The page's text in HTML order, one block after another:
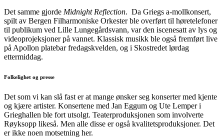
Det samme gjorde Midnight Reflection. Da Griegs a-mollkonsert,
spilt av Bergen Filharmoniske Orkester ble overført til høretelefoner
til publikum ved Lille Lungegårdsvann, var den iscenesatt av lys og
videoprojeksjoner på vannet. Klassisk musikk ble også fremført live
på Apollon platebar fredagskvelden, og i Skostredet lørdag
ettermiddag.
Folkelighet og presse
Det som vi kan slå fast er at mange ønsker seg konserter med kjente
og kjære artister. Konsertene med Jan Eggum og Ute Lemper i
Grieghallen ble fort utsolgt. Teaterproduksjonen som involverte
Røyksopp likeså. Men alle disse er også kvalitetsproduksjoner. Det
er ikke noen motsetning her.